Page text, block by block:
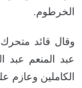
الخرطوم.
وقال قائد
عبد المنعم عبد
الكاملين